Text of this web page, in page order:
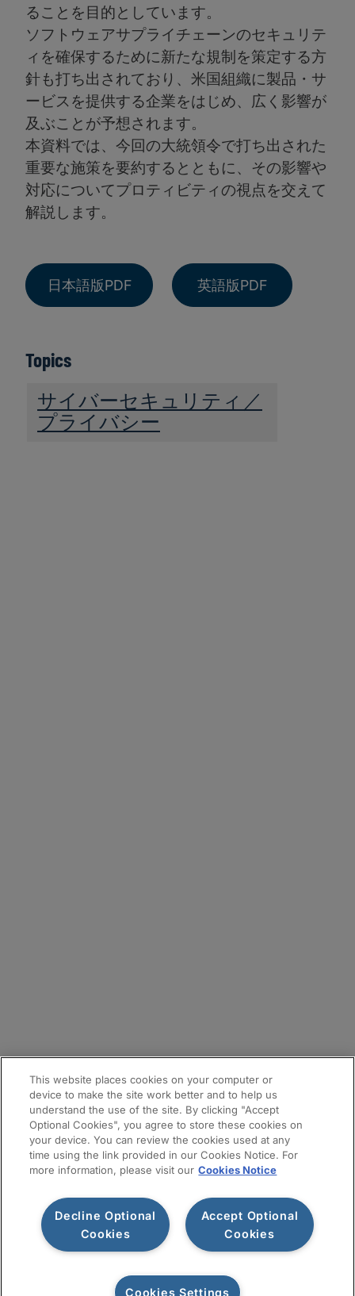
ることを目的としています。
ソフトウェアサプライチェーンのセキュリテ
ィを確保するために新たな規制を策定する方
針も打ち出されており、米国組織に製品・サ
ービスを提供する企業をはじめ、広く影響が
及ぶことが予想されます。
本資料では、今回の大統領令で打ち出された
重要な施策を要約するとともに、その影響や
対応についてプロティビティの視点を交えて
解説します。
日本語版PDF 英語版PDF
Topics
サイバーセキュリティ／
プライバシー
利用規約 プライバシー通知 情報セキュリティ基本方針
This website places cookies on your computer or
device to make the site work better and to help us
understand the use of the site. By clicking "Accept
Optional Cookies", you agree to store these cookies on
your device. You can review the cookies used at any
time using the link provided in our Cookies Notice. For
more information, please visit our Cookies Notice
Accept Optional
Cookies
Decline Optional
Cookies
Cookies Settings